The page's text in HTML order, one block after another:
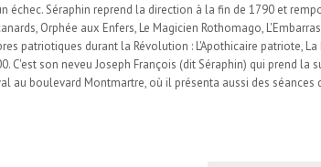
échec. Séraphin reprend la direction à la fin de 1790 et
Orphée aux Enfers, Le Magicien Rothomago,
patriotiques durant la Révolution : L'Apothicaire patriote,
C'est son neveu Joseph François (dit Séraphin) qui prend la
au boulevard Montmartre, où il présenta aussi des séances